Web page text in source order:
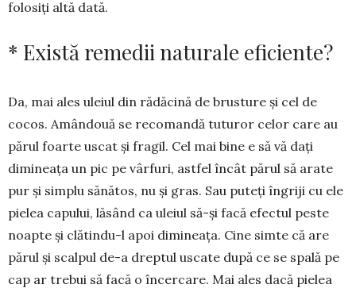
folo­siți altă dată.
* Există remedii naturale eficiente?
Da, mai ales uleiul din rădăcină de brusture și cel de
cocos. Amândouă se recomandă tuturor celor care au
părul foarte uscat și fragil. Cel mai bine e să vă dați
dimineața un pic pe vârfuri, astfel încât părul să arate
pur și simplu sănătos, nu și gras. Sau puteți îngriji cu ele
pielea capului, lăsând ca uleiul să-și facă efectul peste
noapte și clătindu-l apoi dimineața. Cine simte că are
părul și scalpul de-a dreptul uscate după ce se spală pe
cap ar trebui să facă o încercare. Mai ales dacă pielea